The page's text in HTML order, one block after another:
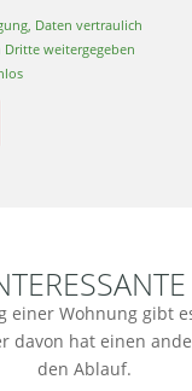
Daten vertraulich
weitergegeben
einer Wohnung gibt
davon hat einen
den Ablauf.